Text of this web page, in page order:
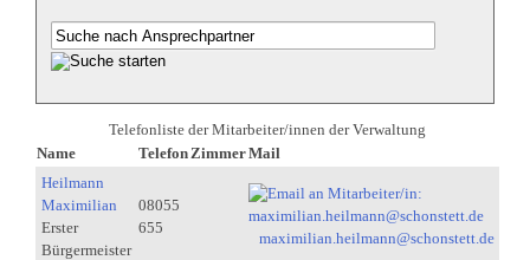
Telefonliste der Mitarbeiter/innen der Verwaltung
Name
Telefon ZimmerMail
Heilmann
Maximilian
Erster
Bürgermeister
08055
655
maximilian.heilmann@schonstett.de